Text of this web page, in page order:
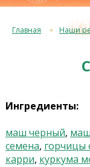
Главная Наши
Ингредиенты:
маш черный,
семена, горчицы
карри, куркума